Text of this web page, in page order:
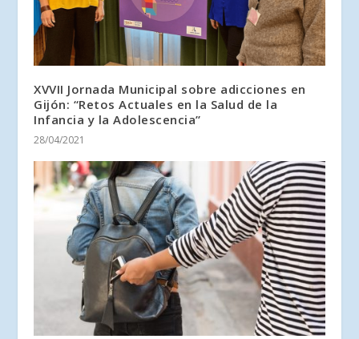
XVVII Jornada Municipal sobre adicciones en
Gijón: “Retos Actuales en la Salud de la
Infancia y la Adolescencia”
28/04/2021